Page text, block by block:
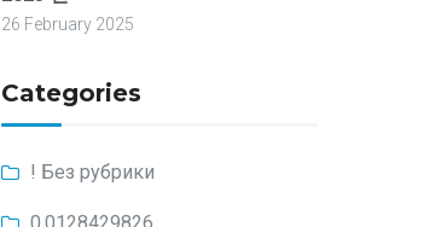
26 February 2025
Categories
! Без рубрики